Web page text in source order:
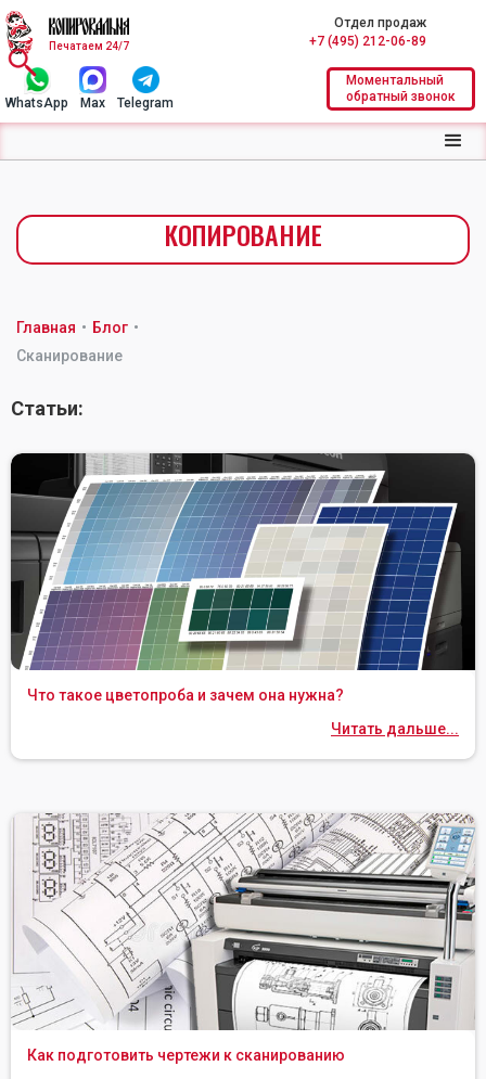
Печатаем 24/7
Отдел продаж
+7 (495) 212-06-89
WhatsApp Max Telegram
Моментальный
обратный звонок
КОПИРОВАНИЕ
Главная • Блог •
Сканирование
Статьи:
Что такое цветопроба и зачем она нужна?
Читать дальше...
Как подготовить чертежи к сканированию